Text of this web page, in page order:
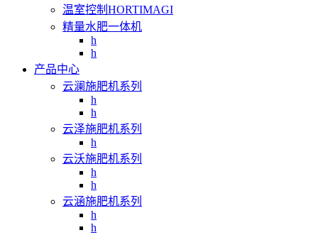
温室控制HORTIMAGI
精量水肥一体机
h
h
产品中心
云澜施肥机系列
h
h
云泽施肥机系列
h
云沃施肥机系列
h
h
云涵施肥机系列
h
h